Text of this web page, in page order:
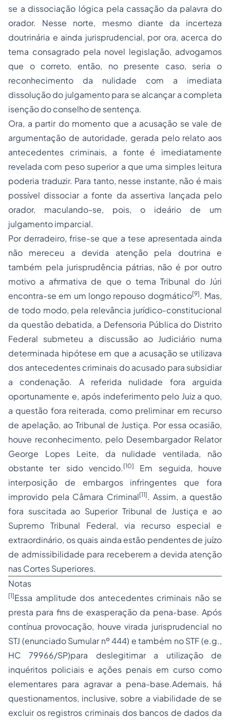
se a dissociação lógica pela cassação da palavra do
orador. Nesse norte, mesmo diante da incerteza
doutrinária e ainda jurisprudencial, por ora, acerca do
tema consagrado pela novel legislação, advogamos
que o correto, então, no presente caso, seria o
reconhecimento da nulidade com a imediata
dissolução do julgamento para se alcançar a completa
isenção do conselho de sentença.
Ora, a partir do momento que a acusação se vale de
argumentação de autoridade, gerada pelo relato aos
antecedentes criminais, a fonte é imediatamente
revelada com peso superior a que uma simples leitura
poderia traduzir. Para tanto, nesse instante, não é mais
possível dissociar a fonte da assertiva lançada pelo
orador, maculando-se, pois, o ideário de um
julgamento imparcial.
Por derradeiro, frise-se que a tese apresentada ainda
não mereceu a devida atenção pela doutrina e
também pela jurisprudência pátrias, não é por outro
motivo a afirmativa de que o tema Tribunal do Júri
encontra-se em um longo repouso dogmático[9]. Mas,
de todo modo, pela relevância jurídico-constitucional
da questão debatida, a Defensoria Pública do Distrito
Federal submeteu a discussão ao Judiciário numa
determinada hipótese em que a acusação se utilizava
dos antecedentes criminais do acusado para subsidiar
a condenação. A referida nulidade fora arguida
oportunamente e, após indeferimento pelo Juiz a quo,
a questão fora reiterada, como preliminar em recurso
de apelação, ao Tribunal de Justiça. Por essa ocasião,
houve reconhecimento, pelo Desembargador Relator
George Lopes Leite, da nulidade ventilada, não
obstante ter sido vencido. [10]
Em seguida, houve
interposição de embargos infringentes que fora
improvido pela Câmara Criminal[11]. Assim, a questão
fora suscitada ao Superior Tribunal de Justiça e ao
Supremo Tribunal Federal, via recurso especial e
extraordinário, os quais ainda estão pendentes de juízo
de admissibilidade para receberem a devida atenção
nas Cortes Superiores.
Notas
[1]Essa amplitude dos antecedentes criminais não se
presta para fins de exasperação da pena-base. Após
contínua provocação, houve virada jurisprudencial no
STJ (enunciado Sumular nº 444) e também no STF (e.g.,
HC 79966/SP)para deslegitimar a utilização de
inquéritos policiais e ações penais em curso como
elementares para agravar a pena-base.Ademais, há
questionamentos, inclusive, sobre a viabilidade de se
excluir os registros criminais dos bancos de dados da